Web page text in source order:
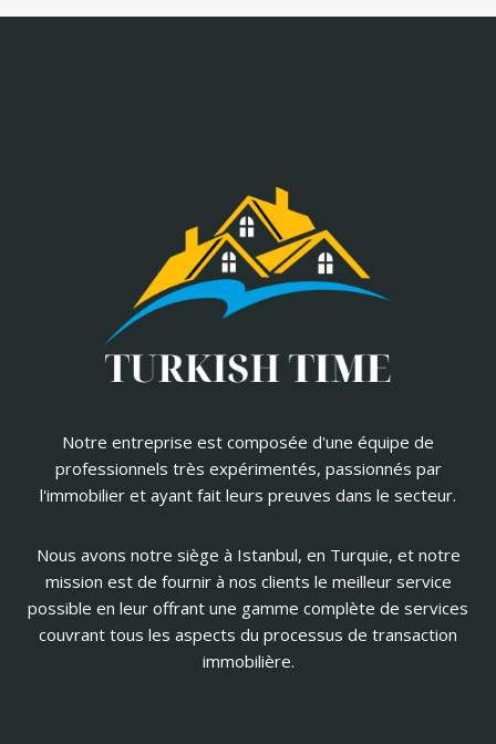
Notre entreprise est composée d'une équipe de
professionnels très expérimentés, passionnés par
l'immobilier et ayant fait leurs preuves dans le secteur.
Nous avons notre siège à Istanbul, en Turquie, et notre
mission est de fournir à nos clients le meilleur service
possible en leur offrant une gamme complète de services
couvrant tous les aspects du processus de transaction
immobilière.